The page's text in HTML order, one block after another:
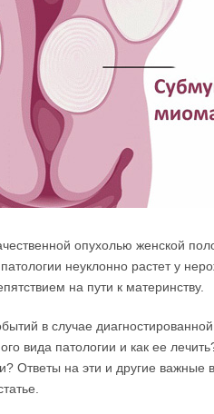
опухолью женской
неуклонно растет у
на пути к материнству.
в случае
вида патологии и как ее
Ответы на эти и другие важные